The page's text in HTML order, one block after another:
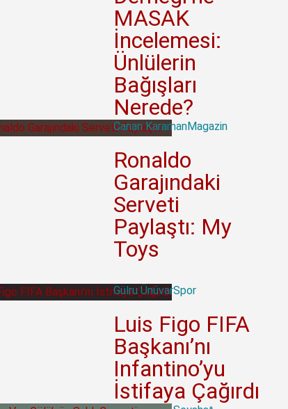
MASAK
İncelemesi:
Ünlülerin
Bağışları
Nerede?
Canan KaramanMagazin
Ronaldo
Garajındaki
Serveti
Paylaştı: My
Toys
Gülru ÜnüvarSpor
Luis Figo FIFA
Başkanı’nı
Infantino’yu
İstifaya Çağırdı